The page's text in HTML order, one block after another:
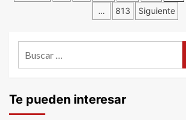
entradas
…
813 Siguiente
Te pueden interesar